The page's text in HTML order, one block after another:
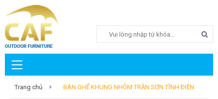
Trang chủ BÀN GHẾ KHUNG NHÔM TRẦN SƠN TĨNH ĐIỆN